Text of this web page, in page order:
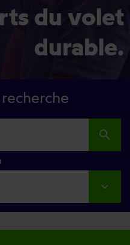
durable.
search